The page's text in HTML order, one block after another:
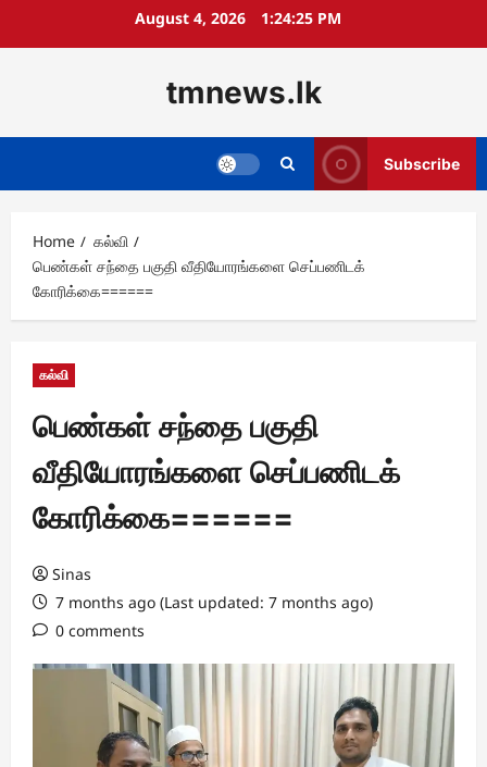
August 4, 2026 1:24:26 PM
tmnews.lk
Subscribe
Home
கல்வி
பெண்கள் சந்தை பகுதி வீதியோரங்களை செப்பணிடக்
கோரிக்கை======
கல்வி
பெண்கள் சந்தை பகுதி
வீதியோரங்களை செப்பணிடக்
கோரிக்கை======
Sinas
7 months ago (Last updated: 7 months ago)
0 comments